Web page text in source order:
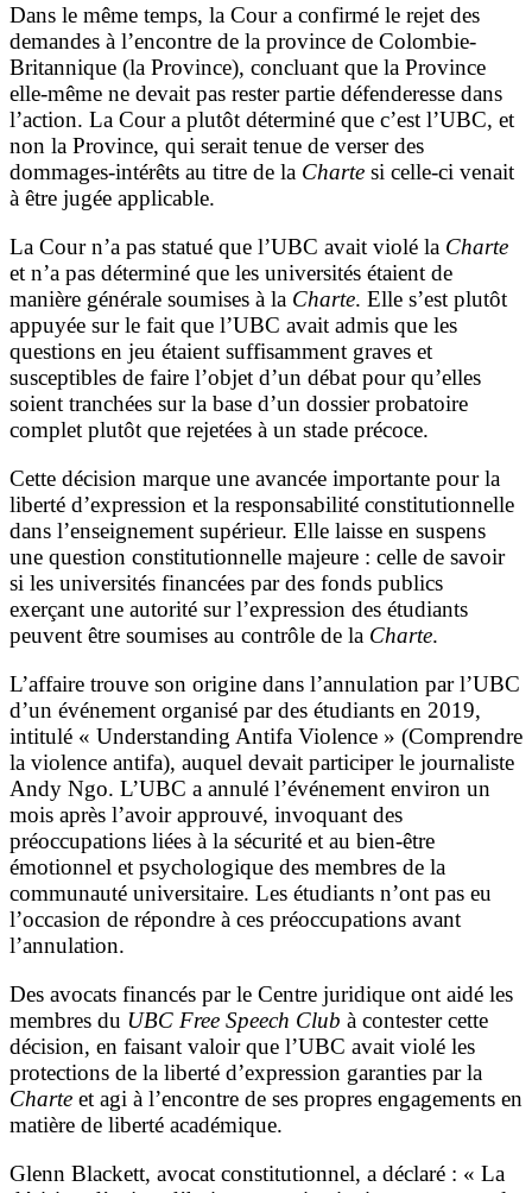
Dans le même temps, la Cour a confirmé le rejet des
demandes à l’encontre de la province de Colombie-
Britannique (la Province), concluant que la Province
elle-même ne devait pas rester partie défenderesse dans
l’action. La Cour a plutôt déterminé que c’est l’UBC, et
non la Province, qui serait tenue de verser des
dommages-intérêts au titre de la Charte si celle-ci venait
à être jugée applicable.
La Cour n’a pas statué que l’UBC avait violé la Charte
et n’a pas déterminé que les universités étaient de
manière générale soumises à la Charte. Elle s’est plutôt
appuyée sur le fait que l’UBC avait admis que les
questions en jeu étaient suffisamment graves et
susceptibles de faire l’objet d’un débat pour qu’elles
soient tranchées sur la base d’un dossier probatoire
complet plutôt que rejetées à un stade précoce.
Cette décision marque une avancée importante pour la
liberté d’expression et la responsabilité constitutionnelle
dans l’enseignement supérieur. Elle laisse en suspens
une question constitutionnelle majeure : celle de savoir
si les universités financées par des fonds publics
exerçant une autorité sur l’expression des étudiants
peuvent être soumises au contrôle de la Charte.
L’affaire trouve son origine dans l’annulation par l’UBC
d’un événement organisé par des étudiants en 2019,
intitulé « Understanding Antifa Violence » (Comprendre
la violence antifa), auquel devait participer le journaliste
Andy Ngo. L’UBC a annulé l’événement environ un
mois après l’avoir approuvé, invoquant des
préoccupations liées à la sécurité et au bien-être
émotionnel et psychologique des membres de la
communauté universitaire. Les étudiants n’ont pas eu
l’occasion de répondre à ces préoccupations avant
l’annulation.
Des avocats financés par le Centre juridique ont aidé les
membres du UBC Free Speech Club à contester cette
décision, en faisant valoir que l’UBC avait violé les
protections de la liberté d’expression garanties par la
Charte et agi à l’encontre de ses propres engagements en
matière de liberté académique.
Glenn Blackett, avocat constitutionnel, a déclaré : « La